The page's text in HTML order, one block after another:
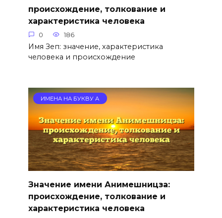
происхождение, толкование и
характеристика человека
0 186
Имя Зеп: значение, характеристика
человека и происхождение
ИМЕНА НА БУКВУ А
Значение имени Анимешницза:
происхождение, толкование и
характеристика человека